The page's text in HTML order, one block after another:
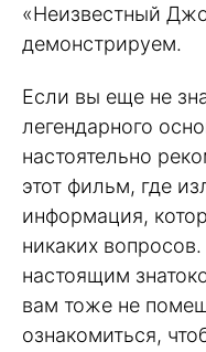
«Неизвестный
демонстрируем.
Если вы еще не
легендарного
настоятельно
этот фильм, где
информация,
никаких
настоящим
вам тоже не
ознакомиться,